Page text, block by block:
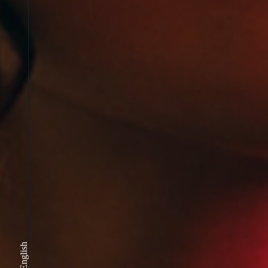
English